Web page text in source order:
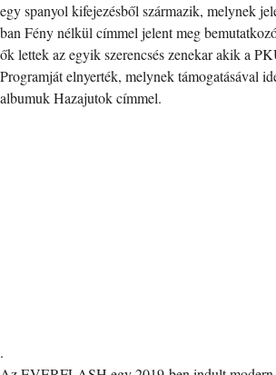
egy spanyol kifejezésből származik, melynek
ban Fény nélkül címmel jelent meg
ők lettek az egyik szerencsés zenekar akik a
Programját elnyerték, melynek támogatásával
albumuk Hazajutok címmel.
.